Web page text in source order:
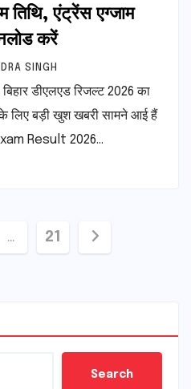
एंट्रेंस एग्जाम
करें
SINGH
डीएलएड रिजल्ट 2026 का
के लिए बड़ी खुश खबरी सामने आई हैं
Result 2026…
… 21
Search